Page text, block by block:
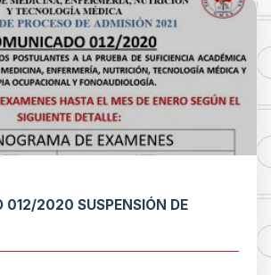
012/2020 SUSPENSIÓN DE